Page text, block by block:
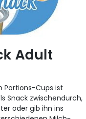
Adult
Portions-Cups ist
Snack zwischendurch,
oder gib ihn ins